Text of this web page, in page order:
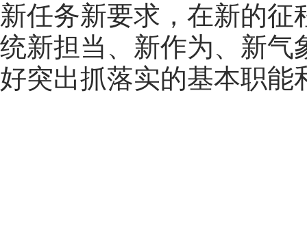
新任务新要求，在新的
统新担当、新作为、新气
好突出抓落实的基本职能